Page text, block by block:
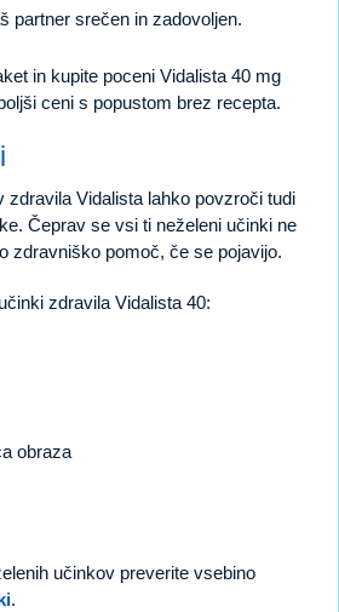
partner srečen in zadovoljen.
in kupite poceni Vidalista 40 mg
ceni s popustom brez recepta.
zdravila Vidalista lahko povzroči tudi
Čeprav se vsi ti neželeni učinki ne
zdravniško pomoč, če se pojavijo.
zdravila Vidalista 40:
obraza
učinkov preverite vsebino
.